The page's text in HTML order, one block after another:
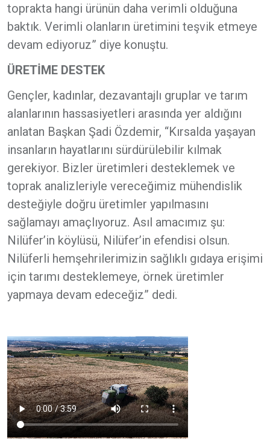
toprakta hangi ürünün daha verimli olduğuna
baktık. Verimli olanların üretimini teşvik etmeye
devam ediyoruz” diye konuştu.
ÜRETİME DESTEK
Gençler, kadınlar, dezavantajlı gruplar ve tarım
alanlarının hassasiyetleri arasında yer aldığını
anlatan Başkan Şadi Özdemir, “Kırsalda yaşayan
insanların hayatlarını sürdürülebilir kılmak
gerekiyor. Bizler üretimleri desteklemek ve
toprak analizleriyle vereceğimiz mühendislik
desteğiyle doğru üretimler yapılmasını
sağlamayı amaçlıyoruz. Asıl amacımız şu:
Nilüfer’in köylüsü, Nilüfer’in efendisi olsun.
Nilüferli hemşehrilerimizin sağlıklı gıdaya erişimi
için tarımı desteklemeye, örnek üretimler
yapmaya devam edeceğiz” dedi.